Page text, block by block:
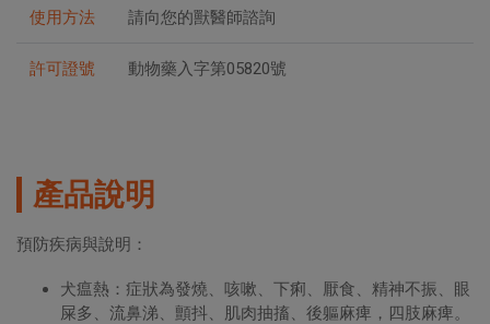
使用方法 請向您的獸醫師諮詢
許可證號 動物藥入字第05820號
產品說明
預防疾病與說明：
犬瘟熱：症狀為發燒、咳嗽、下痢、厭食、精神不振、眼
屎多、流鼻涕、顫抖、肌肉抽搐、後軀麻痺，四肢麻痺。